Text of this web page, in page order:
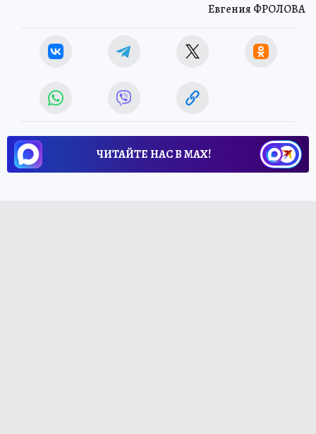
Евгения ФРОЛОВА
ЧИТАЙТЕ НАС В МАХ!